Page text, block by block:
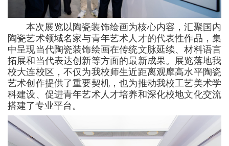
本次展览以陶瓷装饰绘画为核心内容，汇聚国内
陶瓷艺术领域名家与青年艺术人才的代表性作品，集
中呈现当代陶瓷装饰绘画在传统文脉延续、材料语言
拓展和当代表达创新等方面的最新成果。展览落地我
校大连校区，不仅为我校师生近距离观摩高水平陶瓷
艺术创作提供了重要契机，也为推动我校工艺美术学
科建设、促进青年艺术人才培养和深化校地文化交流
搭建了专业平台。